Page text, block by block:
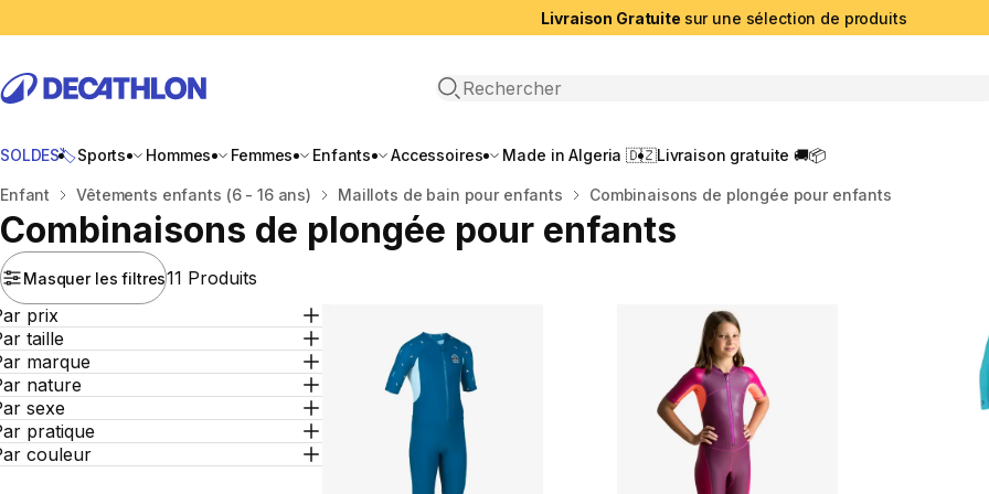
Livraison Gratuite sur une sélection de produits
Recherche ouverte
SOLDES🏷️Sports Hommes Femmes Enfants Accessoires Made in Algeria 🇩🇿Livraison gratuite 🚚📦
Accueil
Enfant Vêtements enfants (6 - 16 ans) Maillots de bain pour enfants Combinaisons de plongée pour enfants
Combinaisons de plongée pour enfants
Masquer les filtres11 Produits
prix
taille
marque
nature
sexe
pratique
couleur